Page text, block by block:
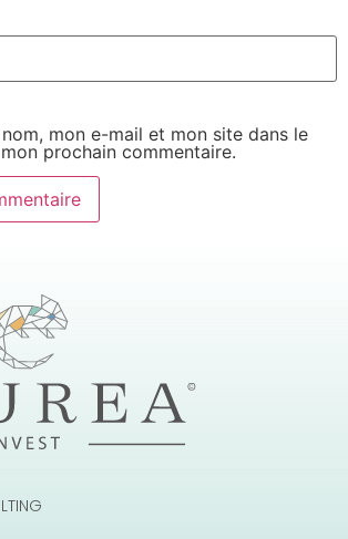
mon e-mail et mon site dans le
prochain commentaire.